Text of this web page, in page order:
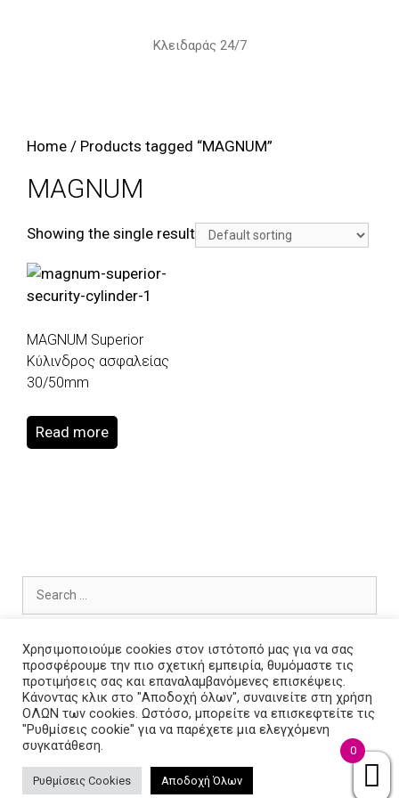
Κλειδαράς 24/7
Home / Products tagged “MAGNUM”
MAGNUM
Showing the single result
MAGNUM Superior
Κύλινδρος ασφαλείας
30/50mm
Read more
for:
Archives
© 2026 Keysiamo.gr• Built withGeneratePress
Χρησιμοποιούμε cookies στον ιστότοπό μας για να σας
προσφέρουμε την πιο σχετική εμπειρία, θυμόμαστε τις
προτιμήσεις σας και επαναλαμβανόμενες επισκέψεις.
Κάνοντας κλικ στο "Αποδοχή όλων", συναινείτε στη χρήση
ΟΛΩΝ των cookies. Ωστόσο, μπορείτε να επισκεφτείτε τις
"Ρυθμίσεις cookie" για να παρέχετε μια ελεγχόμενη
συγκατάθεση.
Ρυθμίσεις Cookies Αποδοχή Όλων
0